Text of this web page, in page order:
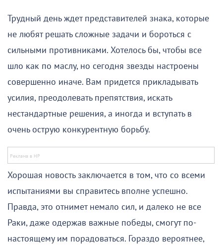
Трудный день ждет представителей знака, которые
не любят решать сложные задачи и бороться с
сильными противниками. Хотелось бы, чтобы все
шло как по маслу, но сегодня звезды настроены
совершенно иначе. Вам придется прикладывать
усилия, преодолевать препятствия, искать
нестандартные решения, а иногда и вступать в
очень острую конкурентную борьбу.
Хорошая новость заключается в том, что со всеми
испытаниями вы справитесь вполне успешно.
Правда, это отнимет немало сил, и далеко не все
Раки, даже одержав важные победы, смогут по-
настоящему им порадоваться. Гораздо вероятнее,